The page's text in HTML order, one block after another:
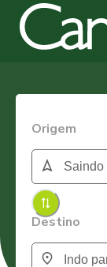
Origem
Destino